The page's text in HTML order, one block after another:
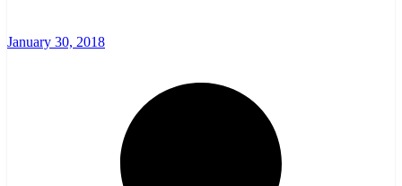
January 30, 2018